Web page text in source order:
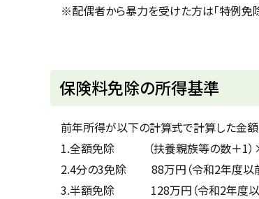
※配偶者から暴力を受けた方は「特例免
ト
ッ
プ
に
戻
る
保険料免除の所得基準
前年所得が以下の計算式で計算した金
1.全額免除 （扶養親族等の数＋1）
2.4分の3免除 88万円（令和2年度以
3.半額免除 128万円（令和2年度以